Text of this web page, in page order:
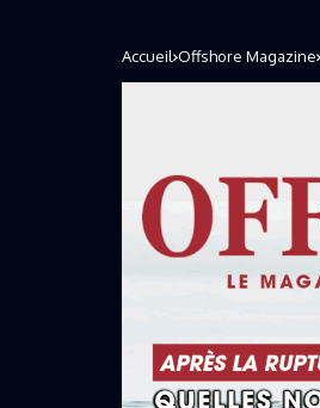
Accueil Offshore Magazine